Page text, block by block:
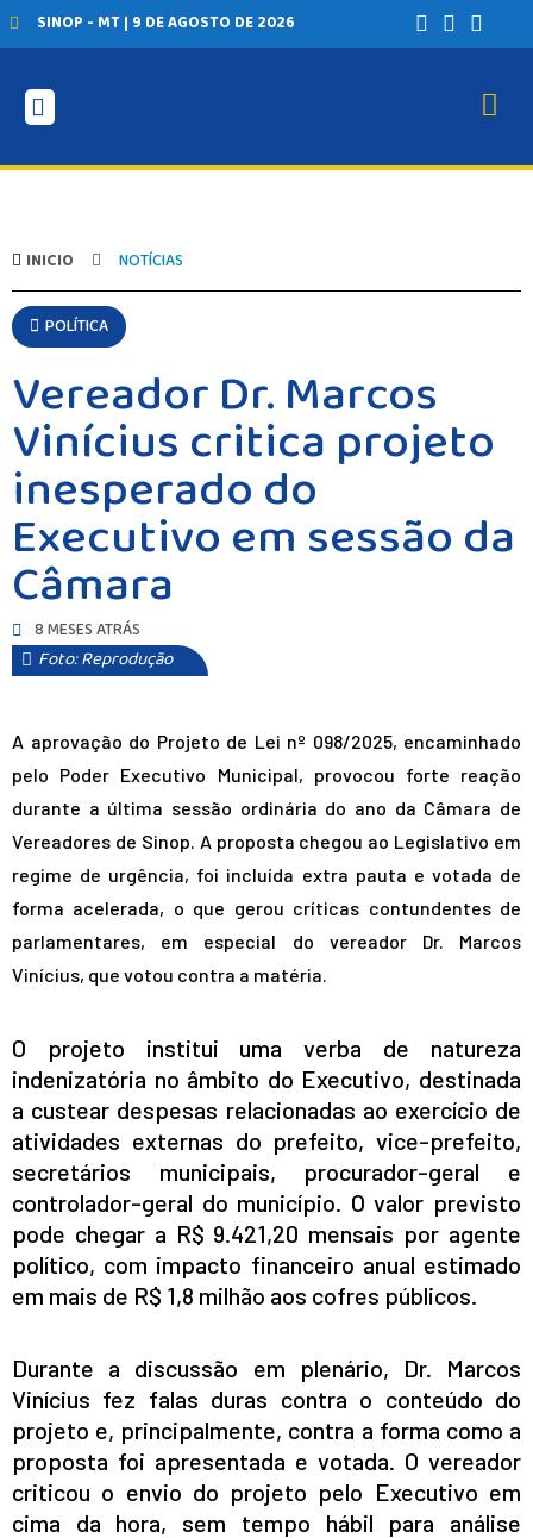
SINOP - MT | 9 DE AGOSTO DE 2026
INICIO NOTÍCIAS
POLÍTICA
Vereador Dr. Marcos
Vinícius critica projeto
inesperado do
Executivo em sessão da
Câmara
8 MESES ATRÁS
Foto: Reprodução
A aprovação do Projeto de Lei nº 098/2025, encaminhado
pelo Poder Executivo Municipal, provocou forte reação
durante a última sessão ordinária do ano da Câmara de
Vereadores de Sinop. A proposta chegou ao Legislativo em
regime de urgência, foi incluída extra pauta e votada de
forma acelerada, o que gerou críticas contundentes de
parlamentares, em especial do vereador Dr. Marcos
Vinícius, que votou contra a matéria.
O projeto institui uma verba de natureza
indenizatória no âmbito do Executivo, destinada
a custear despesas relacionadas ao exercício de
atividades externas do prefeito, vice-prefeito,
secretários municipais, procurador-geral e
controlador-geral do município. O valor previsto
pode chegar a R$ 9.421,20 mensais por agente
político, com impacto financeiro anual estimado
em mais de R$ 1,8 milhão aos cofres públicos.
Durante a discussão em plenário, Dr. Marcos
Vinícius fez falas duras contra o conteúdo do
projeto e, principalmente, contra a forma como a
proposta foi apresentada e votada. O vereador
criticou o envio do projeto pelo Executivo em
cima da hora, sem tempo hábil para análise